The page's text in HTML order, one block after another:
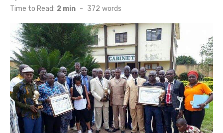
Time to Read: 2 min - 372 words